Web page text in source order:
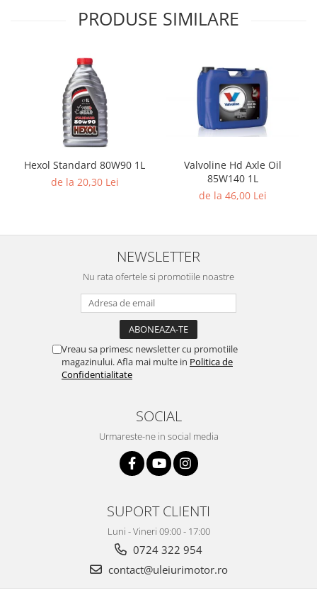
PRODUSE SIMILARE
Hexol Standard 80W90 1L
de la 20,30 Lei
Valvoline Hd Axle Oil
85W140 1L
de la 46,00 Lei
NEWSLETTER
Nu rata ofertele si promotiile noastre
Vreau sa primesc newsletter cu promotiile
magazinului. Afla mai multe in Politica de
Confidentialitate
SOCIAL
Urmareste-ne in social media
SUPORT CLIENTI
Luni - Vineri 09:00 - 17:00
0724 322 954
contact@uleiurimotor.ro